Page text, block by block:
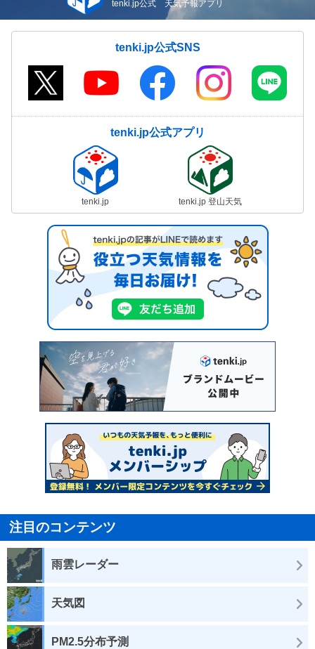
tenki.jp公式 天気予報アプリ
tenki.jp公式SNS
tenki.jp公式アプリ
tenki.jp tenki.jp 登山天気
注目のコンテンツ
雨雲レーダー
天気図
PM2.5分布予測